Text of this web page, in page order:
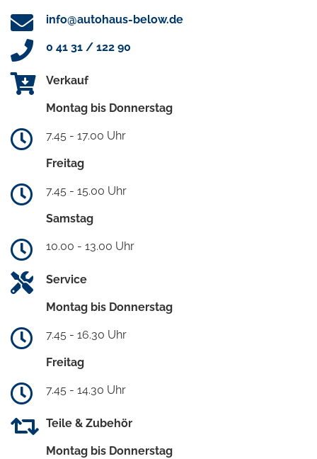
info@autohaus-below.de
0 41 31 / 122 90
Verkauf
Montag bis Donnerstag
7.45 - 17.00 Uhr
Freitag
7.45 - 15.00 Uhr
Samstag
10.00 - 13.00 Uhr
Service
Montag bis Donnerstag
7.45 - 16.30 Uhr
Freitag
7.45 - 14.30 Uhr
Teile & Zubehör
Montag bis Donnerstag